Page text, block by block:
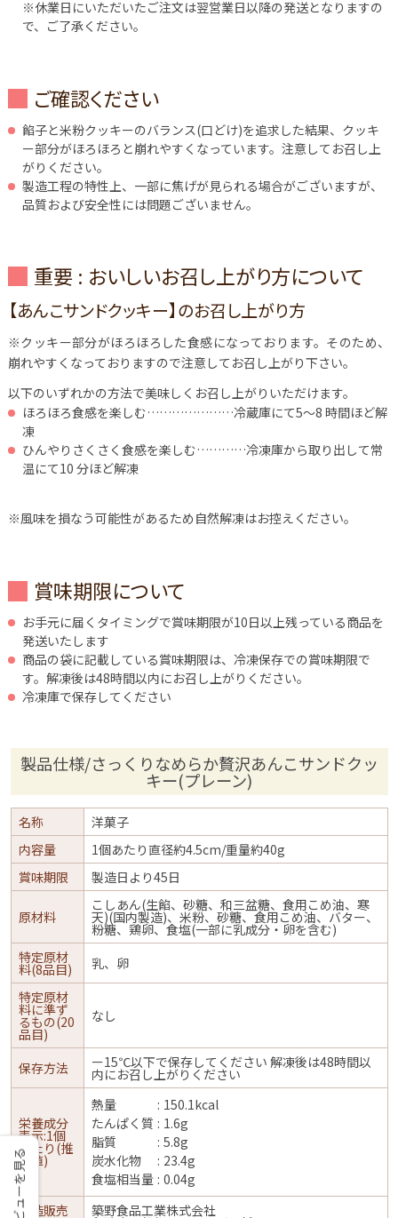
※休業日にいただいたご注文は翌営業日以降の発送となりますの
で、ご了承ください。
ご確認ください
餡子と米粉クッキーのバランス(口どけ)を追求した結果、クッキ
ー部分がほろほろと崩れやすくなっています。注意してお召し上
がりください。
製造工程の特性上、一部に焦げが見られる場合がございますが、
品質および安全性には問題ございません。
重要 : おいしいお召し上がり方について
【あんこサンドクッキー】のお召し上がり方
※クッキー部分がほろほろした食感になっております。そのため、
崩れやすくなっておりますので注意してお召し上がり下さい。
以下のいずれかの方法で美味しくお召し上がりいただけます。
ほろほろ食感を楽しむ…………………冷蔵庫にて5～8 時間ほど解
凍
ひんやりさくさく食感を楽しむ…………冷凍庫から取り出して常
温にて10 分ほど解凍
※風味を損なう可能性があるため自然解凍はお控えください。
賞味期限について
お手元に届くタイミングで賞味期限が10日以上残っている商品を
発送いたします
商品の袋に記載している賞味期限は、冷凍保存での賞味期限で
す。解凍後は48時間以内にお召し上がりください。
冷凍庫で保存してください
製品仕様/さっくりなめらか贅沢あんこサンドクッ
キー(プレーン)
名称
洋菓子
内容量
1個あたり直径約4.5cm/重量約40g
賞味期限
製造日より45日
原材料
こしあん(生餡、砂糖、和三盆糖、食用こめ油、寒
天)(国内製造)、米粉、砂糖、食用こめ油、バター、
粉糖、鶏卵、食塩(一部に乳成分・卵を含む)
特定原材
料(8品目)
乳、卵
特定原材
料に準ず
るもの(20
品目)
なし
保存方法 ー15℃以下で保存してください 解凍後は48時間以
内にお召し上がりください
栄養成分
表示:1個
あたり(推
定値)
熱量
150.1kcal
たんぱく質
1.6g
脂質
5.8g
炭水化物
23.4g
食塩相当量 0.04g
製造販売
築野食品工業株式会社
レビューを見る